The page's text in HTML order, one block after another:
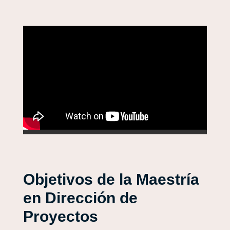
Objetivos de la Maestría
en Dirección de
Proyectos